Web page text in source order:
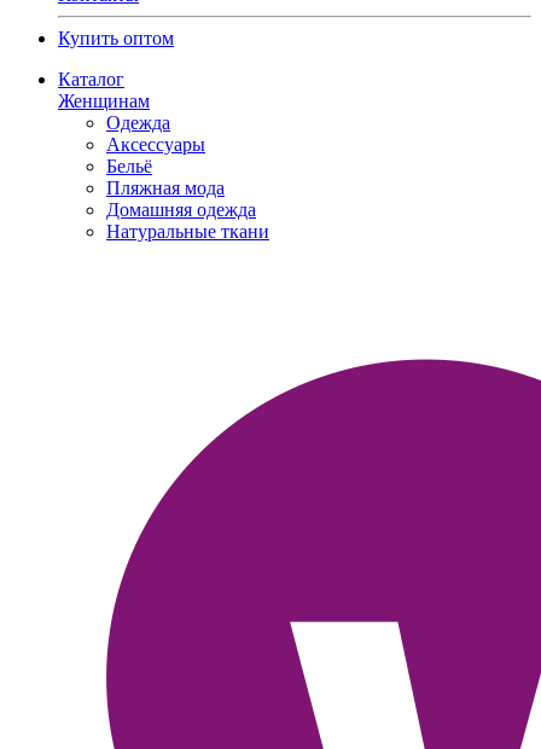
Купить оптом
Каталог
Женщинам
Одежда
Аксессуары
Бельё
Пляжная мода
Домашняя одежда
Натуральные ткани